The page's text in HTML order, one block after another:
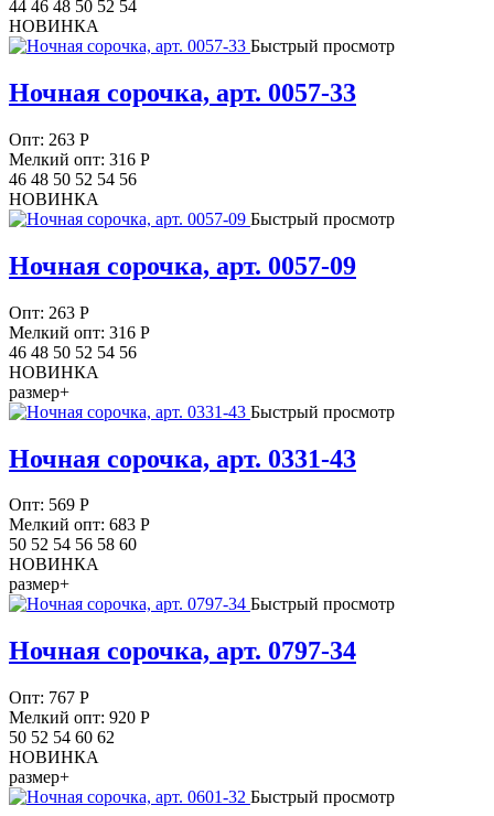
44 46 48 50 52 54
НОВИНКА
Быстрый просмотр
Ночная сорочка, арт. 0057-33
Опт: 263 Р
Мелкий опт: 316 Р
46 48 50 52 54 56
НОВИНКА
Быстрый просмотр
Ночная сорочка, арт. 0057-09
Опт: 263 Р
Мелкий опт: 316 Р
46 48 50 52 54 56
НОВИНКА
размер+
Быстрый просмотр
Ночная сорочка, арт. 0331-43
Опт: 569 Р
Мелкий опт: 683 Р
50 52 54 56 58 60
НОВИНКА
размер+
Быстрый просмотр
Ночная сорочка, арт. 0797-34
Опт: 767 Р
Мелкий опт: 920 Р
50 52 54 60 62
НОВИНКА
размер+
Быстрый просмотр